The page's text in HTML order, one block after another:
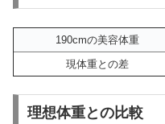
190cmの美容体重
現体重との差
理想体重との比較